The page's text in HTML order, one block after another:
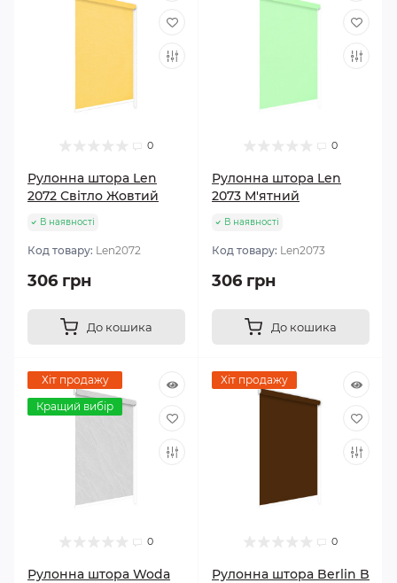
0
Рулонна штора Len
2072 Світло Жовтий
В наявності
Код товару: Len2072
306 грн
До кошика
0
Рулонна штора Len
2073 М'ятний
В наявності
Код товару: Len2073
306 грн
До кошика
Хіт продажу
Кращий вибір
0
Рулонна штора Woda
Хіт продажу
0
Рулонна штора Berlin B